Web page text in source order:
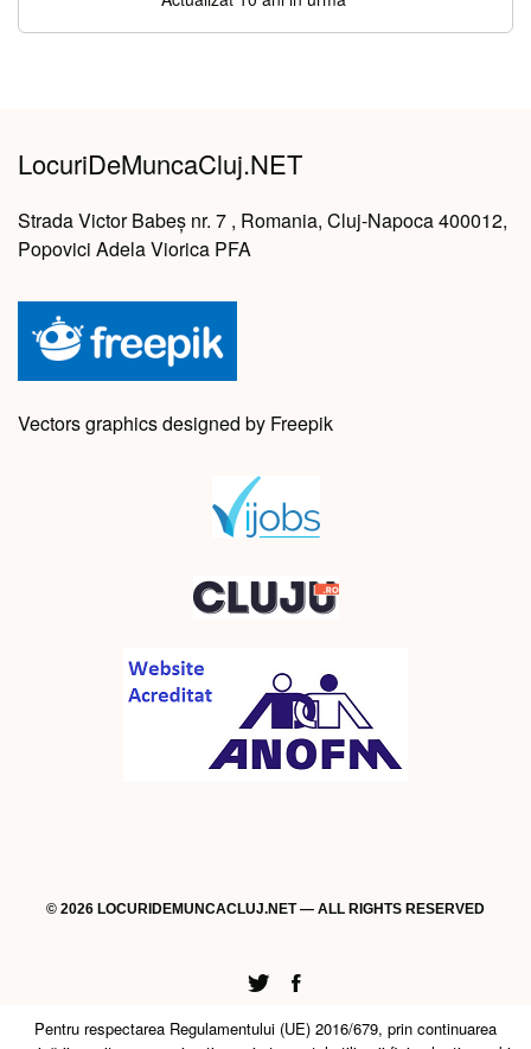
LocuriDeMuncaCluj.NET
Strada Victor Babeș nr. 7 , Romania, Cluj-Napoca 400012,
Popovici Adela Viorica PFA
Vectors graphics designed by Freepik
© 2026 LOCURIDEMUNCACLUJ.NET — ALL RIGHTS RESERVED
Twitter
Facebook
Pentru respectarea Regulamentului (UE) 2016/679, prin continuarea